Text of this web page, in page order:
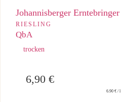
Johannisberger Erntebringer
RIESLING
QbA
trocken
6,90 €
6.90 € / l